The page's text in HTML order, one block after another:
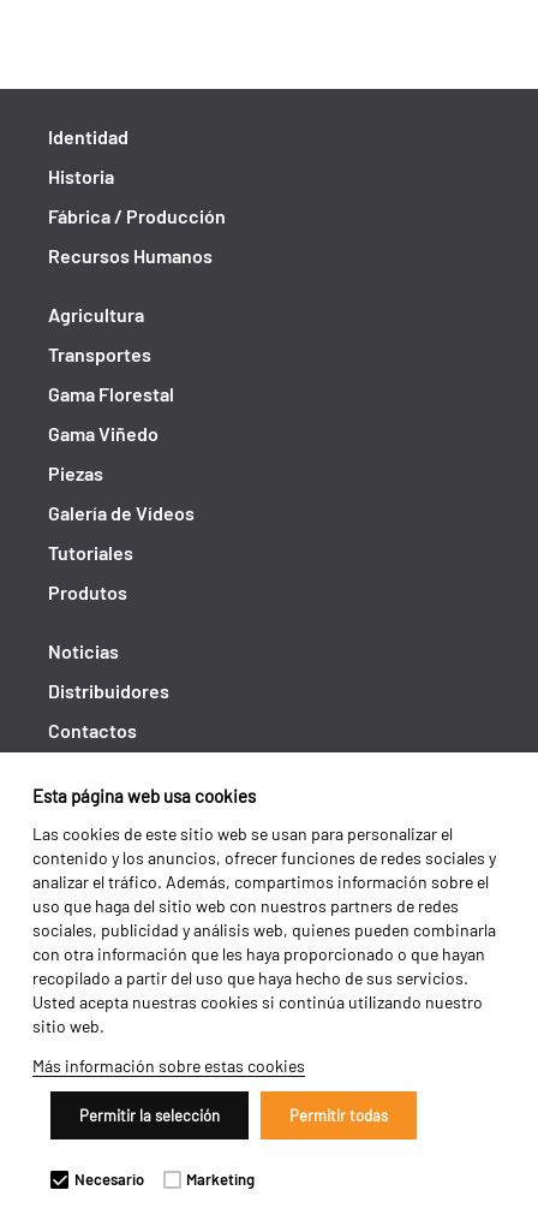
Esta página web usa cookies
Las cookies de este sitio web se usan para personalizar el
contenido y los anuncios, ofrecer funciones de redes sociales y
analizar el tráfico. Además, compartimos información sobre el
uso que haga del sitio web con nuestros partners de redes
sociales, publicidad y análisis web, quienes pueden combinarla
con otra información que les haya proporcionado o que hayan
recopilado a partir del uso que haya hecho de sus servicios.
Usted acepta nuestras cookies si continúa utilizando nuestro
sitio web.
Más información sobre estas cookies
Permitir la selección Permitir todas
Necesario Marketing
Identidad
Historia
Fábrica / Producción
Recursos Humanos
Agricultura
Transportes
Gama Florestal
Gama Viñedo
Piezas
Galería de Vídeos
Tutoriales
Produtos
Noticias
Distribuidores
Contactos
Shipping returns
Política de privacidad
Términos y condiciones